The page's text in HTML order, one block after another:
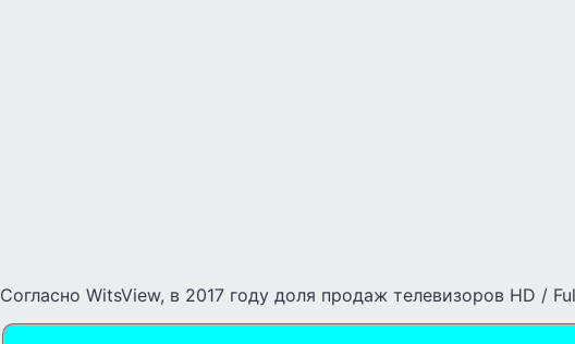
Согласно WitsView, в 2017 году доля продаж телевизоров HD /